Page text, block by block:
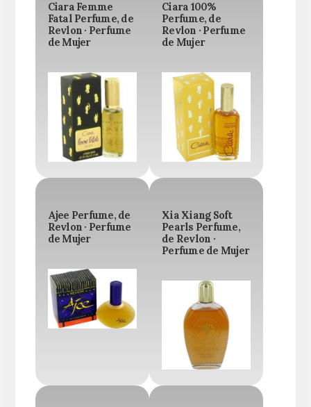
Ciara Femme
Fatal Perfume, de
Revlon · Perfume
de Mujer
Ciara 100%
Perfume, de
Revlon · Perfume
de Mujer
Ajee Perfume, de
Revlon · Perfume
de Mujer
Xia Xiang Soft
Pearls Perfume,
de Revlon ·
Perfume de Mujer